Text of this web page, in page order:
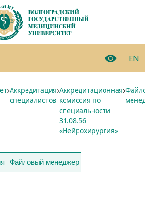
EN
Аккредитация
специалистов
Аккредитационная
комиссия по
специальности
31.08.56
«Нейрохирургия»
Файловый менеджер